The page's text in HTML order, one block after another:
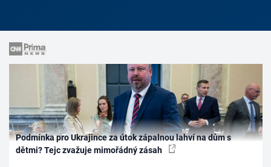
Podmínka pro Ukrajince za útok zápalnou lahví na dům s
dětmi? Tejc zvažuje mimořádný zásah